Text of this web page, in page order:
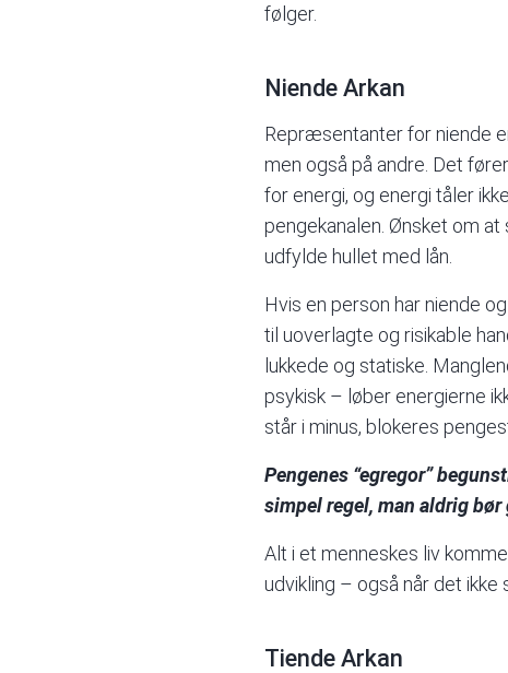
følger.
Niende Arkan
Repræsentanter forniende
men også på andre. Det
for energi, og energi tåler
pengekanalen. Ønsket om at
udfylde hullet med lån.
Hvis en person har niende
til uoverlagte og risikable
lukkede og statiske.
psykisk – løber energierne
står i minus, blokeres
Pengenes “egregor”
simpel regel, man aldrig bør
Alt i et menneskes liv
udvikling – også når det ikke
Tiende Arkan